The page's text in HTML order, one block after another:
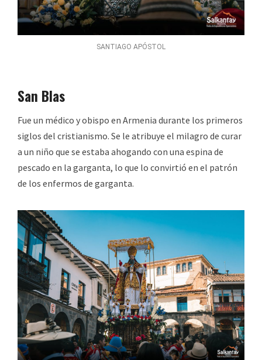
SANTIAGO APÓSTOL
San Blas
Fue un médico y obispo en Armenia durante los primeros
siglos del cristianismo. Se le atribuye el milagro de curar
a un niño que se estaba ahogando con una espina de
pescado en la garganta, lo que lo convirtió en el patrón
de los enfermos de garganta.